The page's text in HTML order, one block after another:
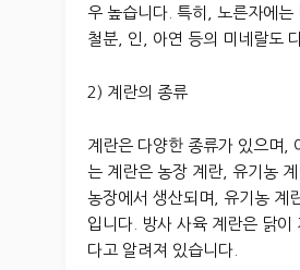
우 높습니다. 특히, 노른자에
철분, 인, 아연 등의 미네랄도
2) 계란의 종류
계란은 다양한 종류가 있으며,
는 계란은 농장 계란, 유기농
농장에서 생산되며, 유기농 계
입니다. 방사 사육 계란은 닭
다고 알려져 있습니다.